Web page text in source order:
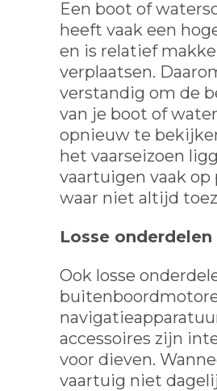
Een boot of
heeft vaak een
en is relatief
verplaatsen.
verstandig om de
van je boot of
opnieuw te
het vaarseizoen
vaartuigen vaak op
waar niet altijd
Losse
Ook losse
accessoires zijn
voor dieven.
vaartuig niet